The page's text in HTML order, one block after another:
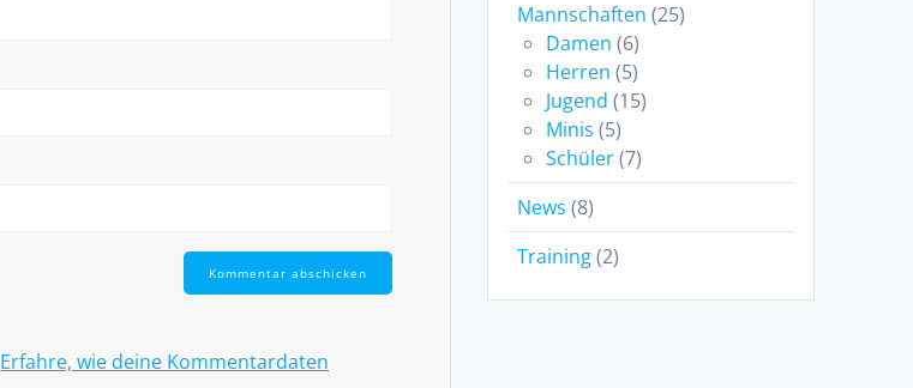
Erfahre, wie deine Kommentardaten
Mannschaften (25)
Damen (6)
Herren (5)
Jugend (15)
Minis (5)
Schüler(7)
News (8)
Training(2)